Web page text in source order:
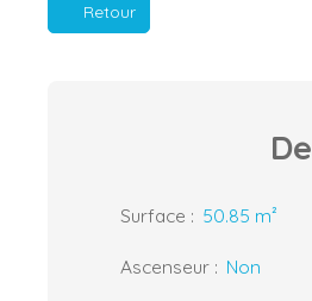
Retour
Surface : 50.85 m²
Ascenseur : Non